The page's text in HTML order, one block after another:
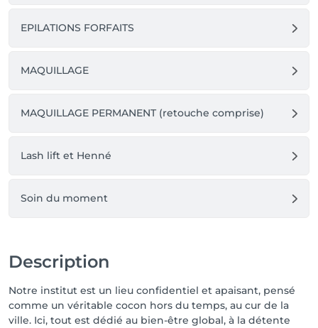
EPILATIONS FORFAITS
MAQUILLAGE
MAQUILLAGE PERMANENT (retouche comprise)
Lash lift et Henné
Soin du moment
Description
Notre institut est un lieu confidentiel et apaisant, pensé
comme un véritable cocon hors du temps, au cur de la
ville. Ici, tout est dédié au bien-être global, à la détente